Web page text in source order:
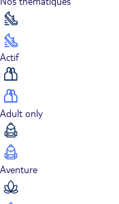
Actif
Adult only
Aventure